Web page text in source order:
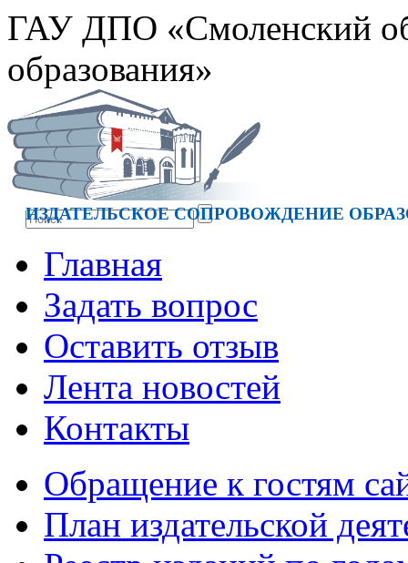
ГАУ ДПО «Смоленский
образования»
ИЗДАТЕЛЬСКОЕ СОПРОВОЖДЕНИЕ
Главная
Задать вопрос
Оставить отзыв
Лента новостей
Контакты
Обращение к гостям
План издательской